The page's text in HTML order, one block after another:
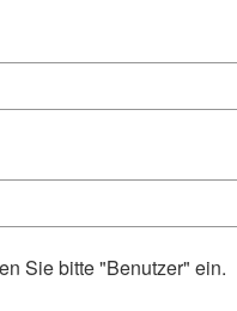
Sie bitte "Benutzer" ein.